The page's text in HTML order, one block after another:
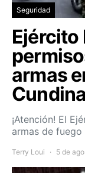
Seguridad
Ejército
armas
¡Atención! El
armas de
Terry Loui 5 de